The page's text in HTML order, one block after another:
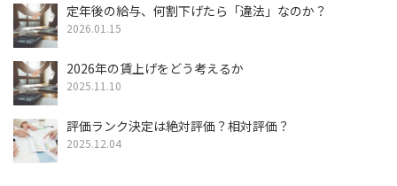
定年後の給与、何割下げたら「違法」なのか？
2026.01.15
2026年の賃上げをどう考えるか
2025.11.10
評価ランク決定は絶対評価？相対評価？
2025.12.04